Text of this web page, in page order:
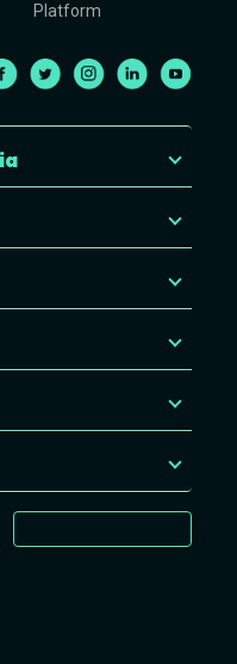
Platform